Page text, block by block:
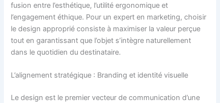
fusion entre l’esthétique, l’utilité ergonomique et
l’engagement éthique. Pour un expert en marketing, choisir
le design approprié consiste à maximiser la valeur perçue
tout en garantissant que l’objet s’intègre naturellement
dans le quotidien du destinataire.
L’alignement stratégique : Branding et identité visuelle
Le design est le premier vecteur de communication d’une